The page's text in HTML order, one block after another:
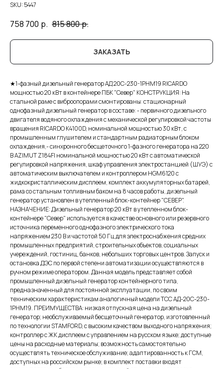
SKU:5447
758 700 р. 815 800р.
ЗАКАЗАТЬ
★1-фазный дизельный генератор АД 20С-230-1РНМ19 RICARDO
мощностью 20 кВт в контейнере ПБК "Север" КОНСТРУКЦИЯ: На
стальной раме с виброопорами смонтированы: стационарный
однофазный дизельный генератор в составе: - первичного дизельного
двигателя водяного охлаждения с механической регулировкой частоты
вращения RICARDO K4100D, номинальной мощностью 30 кВт, с
промышленным глушителем и стандартным радиаторным блоком
охлаждения,- синхронного бесщеточного 1-фазного генератора на 220
В AZIMUT Z184FI номинальной мощностью 20 кВт c автоматической
регулировкой напряжения, шкаф управления электростанцией (ШУЭ) с
автоматическим выключателем и контроллером HGM6120 с
жидкокристаллическим дисплеем, комплект аккумуляторных батарей,
рама со стальным топливным баком на 8 часов работы, дизельный
генератор установлен в утепленный блок-контейнер "СЕВЕР".
НАЗНАЧЕНИЕ: Дизельный генератор 20 кВт в утепленном блок-
контейнере "Север" используется в качестве основного или резервного
источника переменного однофазного электрического тока
напряжением 230 В и частотой 50 Гц для электроснабжения средних
промышленных предприятий, строительных объектов, социальных
учереждений, гостиниц, банков, небольших торговых центров. Запуск и
остановка ДЭС по первой степени автоматизации осуществляются в
ручном режиме оператором. Данная модель представляет собой
промышленный дизельный генератор контейнерного типа,
предназначенный для постоянной эксплуатации, по своим
техническим характеристикам аналогичный модели ТСС АД-20С-230-
1РНМ19. ПРЕИМУЩЕСТВА: низкая отпускная цена на дизельный
генератор; необслуживаемый бесщеточный генератор, изготовленный
по технологии STAMFORD, с высоким качеством выходного напряжения;
контроллер с ЖК дисплеем с управлением на русском языке; доступные
цены на расходные материалы; возможность самостоятельно
осуществлять техническое обслуживание; адаптированность к ГСМ,
доступных на российском рынке; в комплект поставки входят